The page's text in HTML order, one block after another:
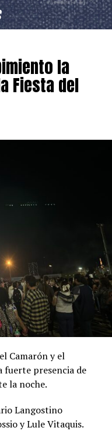
la
Fiesta del
Camarón y el
fuerte presencia de
la noche.
Langostino
y Lule Vitaquis.